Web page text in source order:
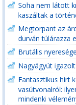
Soha nem látott
kaszáltak a
Megtorpant az
durván túlárazza
Brutális
Nagyágyút
Fantasztikus hírt
vasútvonalról:
mindenki